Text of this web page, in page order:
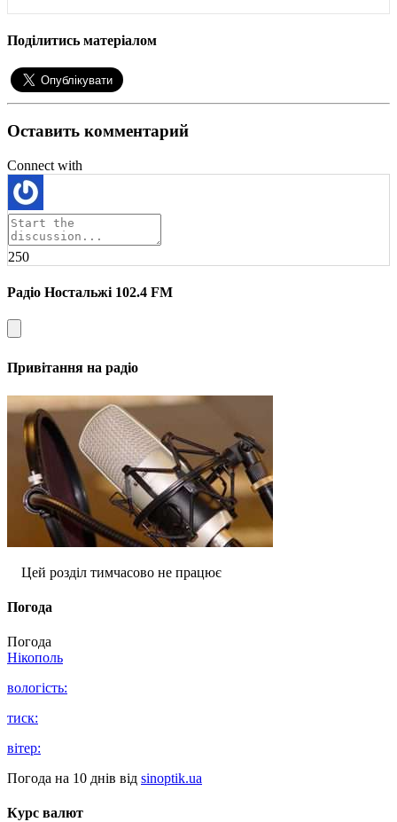
Поділитись матеріалом
Оставить комментарий
Connect with
250
Радіо Ностальжі 102.4 FM
Привітання на радіо
Цей розділ тимчасово не працює
Погода
Погода
Нікополь
вологість:
тиск:
вітер:
Погода на 10 днів від sinoptik.ua
Курс валют